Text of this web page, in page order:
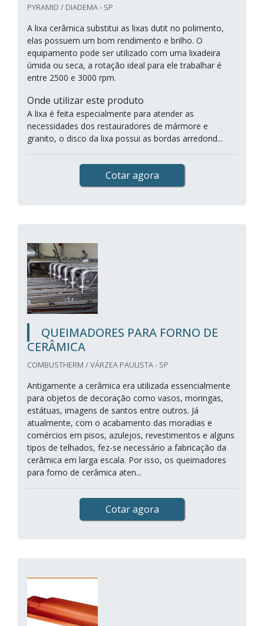
PYRAMID / DIADEMA - SP
A lixa cerâmica substitui as lixas dutit no polimento,
elas possuem um bom rendimento e brilho. O
equipamento pode ser utilizado com uma lixadeira
úmida ou seca, a rotação ideal para ele trabalhar é
entre 2500 e 3000 rpm.
Onde utilizar este produto
A lixa é feita especialmente para atender as
necessidades dos restauradores de mármore e
granito, o disco da lixa possui as bordas arredond...
Cotar agora
QUEIMADORES PARA FORNO DE
CERÂMICA
COMBUSTHERM / VÁRZEA PAULISTA - SP
Antigamente a cerâmica era utilizada essencialmente
para objetos de decoração como vasos, moringas,
estátuas, imagens de santos entre outros. Já
atualmente, com o acabamento das moradias e
comércios em pisos, azulejos, revestimentos e alguns
tipos de telhados, fez-se necessário a fabricação da
cerâmica em larga escala. Por isso, os queimadores
para forno de cerâmica aten...
Cotar agora